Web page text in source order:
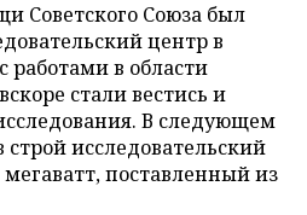
Советского Союза был
центр в
работами в области
стали вестись и
В следующем
исследовательский
поставленный из